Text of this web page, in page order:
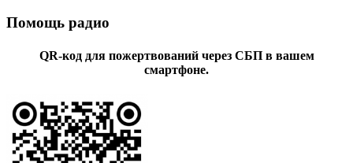
Помощь радио
QR-код для пожертвований через СБП в вашем
смартфоне.